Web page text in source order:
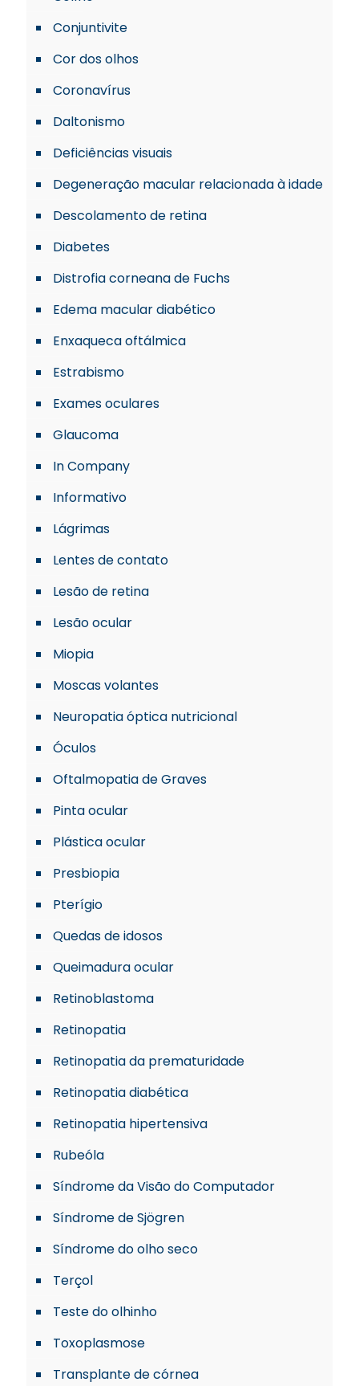
Conjuntivite
Cor dos olhos
Coronavírus
Daltonismo
Deficiências visuais
Degeneração macular relacionada à idade
Descolamento de retina
Diabetes
Distrofia corneana de Fuchs
Edema macular diabético
Enxaqueca oftálmica
Estrabismo
Exames oculares
Glaucoma
In Company
Informativo
Lágrimas
Lentes de contato
Lesão de retina
Lesão ocular
Miopia
Moscas volantes
Neuropatia óptica nutricional
Óculos
Oftalmopatia de Graves
Pinta ocular
Plástica ocular
Presbiopia
Pterígio
Quedas de idosos
Queimadura ocular
Retinoblastoma
Retinopatia
Retinopatia da prematuridade
Retinopatia diabética
Retinopatia hipertensiva
Rubeóla
Síndrome da Visão do Computador
Síndrome de Sjögren
Síndrome do olho seco
Terçol
Teste do olhinho
Toxoplasmose
Transplante de córnea